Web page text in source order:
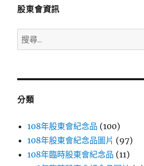
股東會資訊
搜
尋
鍵
分類
108年股東會紀念品 (100)
108年股東會紀念品圖片 (97)
108年臨時股東會紀念品 (11)